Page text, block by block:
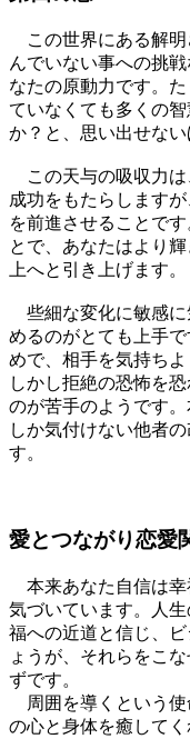
この世界にある解明
んでいない事への挑
なたの原動力です。
ていなくても多くの
か？と、思い出せない
この天与の吸収力は
成功をもたらします
を前進させることで
とで、あなたはより
上へと引き上げます。
些細な変化に敏感に
めるのがとても上手
めで、相手を気持ち
しかし拒絶の恐怖を
のが苦手のようです
しか気付けない他者
す。
愛とつながり恋愛
本来あなた自信は幸
気づいています。人
福への近道と信じ、
ょうが、それらをこ
ずです。
周囲を導くという使
の心と身体を癒して